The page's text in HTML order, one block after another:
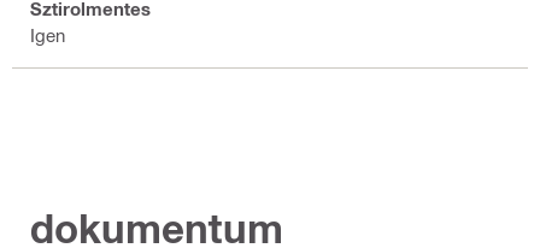
Sztirolmentes
Igen
dokumentum